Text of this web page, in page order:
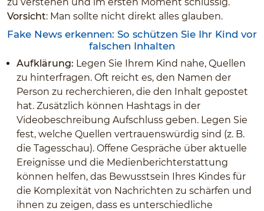
Vorsicht: Man sollte nicht direkt alles glauben.
Fake News erkennen: So schützen Sie Ihr Kind vor
falschen Inhalten
Aufklärung: Legen Sie Ihrem Kind nahe, Quellen
zu hinterfragen. Oft reicht es, den Namen der
Person zu recherchieren, die den Inhalt gepostet
hat. Zusätzlich können Hashtags in der
Videobeschreibung Aufschluss geben. Legen Sie
fest, welche Quellen vertrauenswürdig sind (z. B.
die Tagesschau). Offene Gespräche über aktuelle
Ereignisse und die Medienberichterstattung
können helfen, das Bewusstsein Ihres Kindes für
die Komplexität von Nachrichten zu schärfen und
ihnen zu zeigen, dass es unterschiedliche